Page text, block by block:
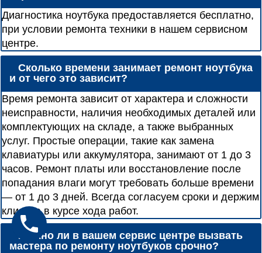
Диагностика ноутбука предоставляется бесплатно,
при условии ремонта техники в нашем сервисном
центре.
Сколько времени занимает ремонт ноутбука
и от чего это зависит?
Время ремонта зависит от характера и сложности
неисправности, наличия необходимых деталей или
комплектующих на складе, а также выбранных
услуг. Простые операции, такие как замена
клавиатуры или аккумулятора, занимают от 1 до 3
часов. Ремонт платы или восстановление после
попадания влаги могут требовать больше времени
— от 1 до 3 дней. Всегда согласуем сроки и держим
клиента в курсе хода работ.
Можно ли в вашем сервис центре вызвать
мастера по ремонту ноутбуков срочно?